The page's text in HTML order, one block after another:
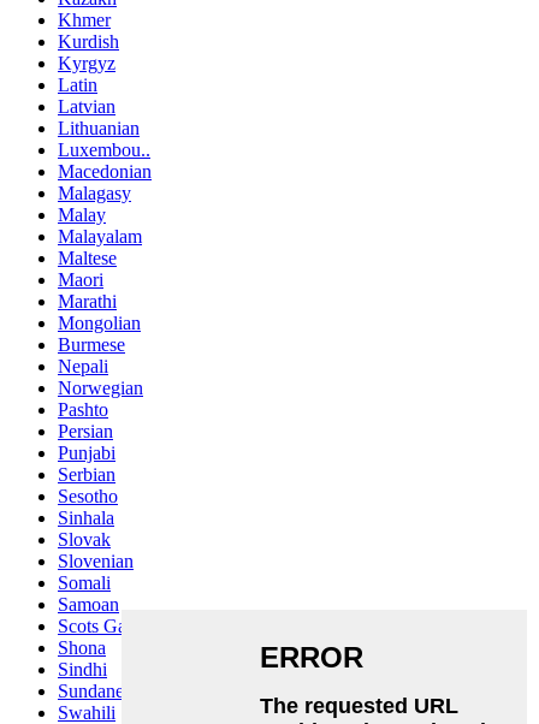
Khmer
Kurdish
Kyrgyz
Latin
Latvian
Lithuanian
Luxembou..
Macedonian
Malagasy
Malay
Malayalam
Maltese
Maori
Marathi
Mongolian
Burmese
Nepali
Norwegian
Pashto
Persian
Punjabi
Serbian
Sesotho
Sinhala
Slovak
Slovenian
Somali
Samoan
Scots Gaelic
Shona
Sindhi
Sundanese
Swahili